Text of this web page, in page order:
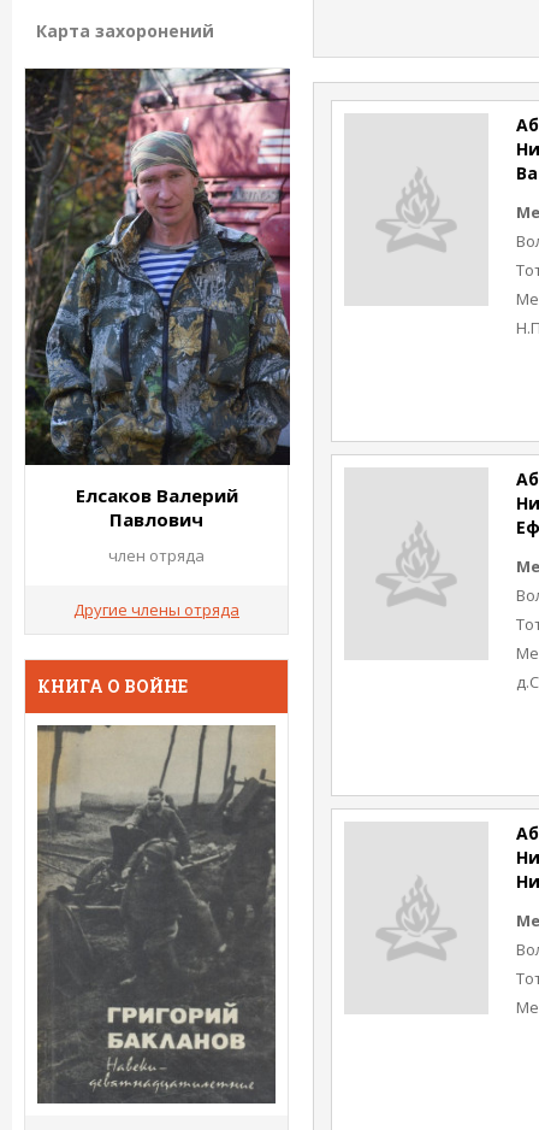
Карта захоронений
Елсаков Валерий
Павлович
член отряда
Другие члены отряда
КНИГА О ВОЙНЕ